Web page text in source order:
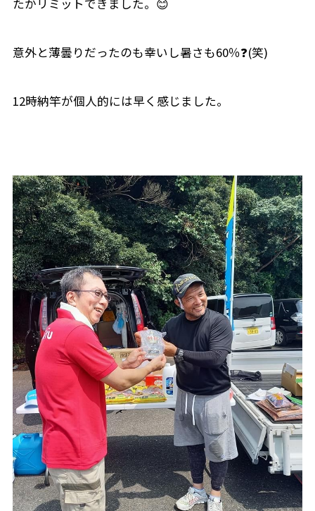
たかリミットできました。😊
意外と薄曇りだったのも幸いし暑さも60％❓(笑)
12時納竿が個人的には早く感じました。